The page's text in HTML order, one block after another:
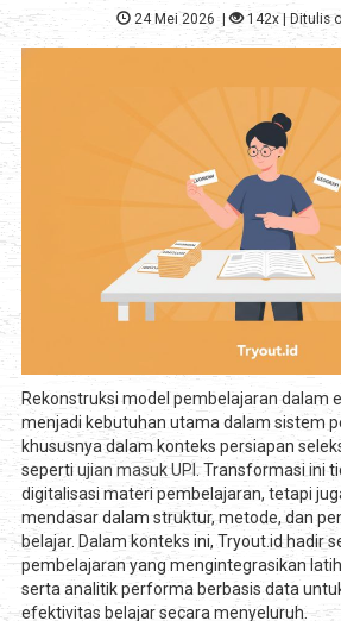
24 Mei 2026 | 142x| Ditulis
Rekonstruksi model pembelajaran dalam
menjadi kebutuhan utama dalam sistem
khususnya dalam konteks persiapan
sepertiujian masuk UPI . Transformasi ini
digitalisasi materi pembelajaran, tetapi
mendasar dalam struktur, metode, dan
belajar. Dalam konteks ini, Tryout.id hadir
pembelajaran yang mengintegrasikan
serta analitik performa berbasis data
efektivitas belajar secara menyeluruh.